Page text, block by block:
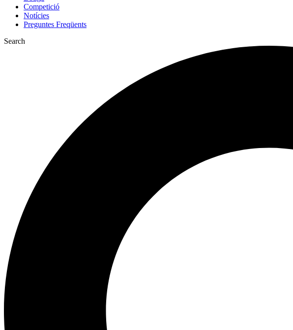
Competició
Notícies
Preguntes Freqüents
Search